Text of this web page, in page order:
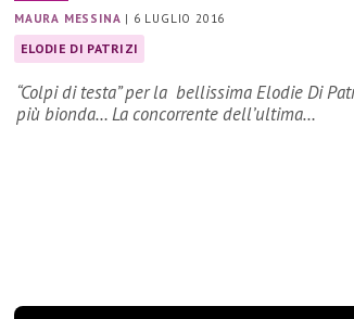
MAURA MESSINA | 6 LUGLIO 2016
ELODIE DI PATRIZI
“Colpi di testa” per la bellissima Elodie Di
più bionda… La concorrente dell’ultima…